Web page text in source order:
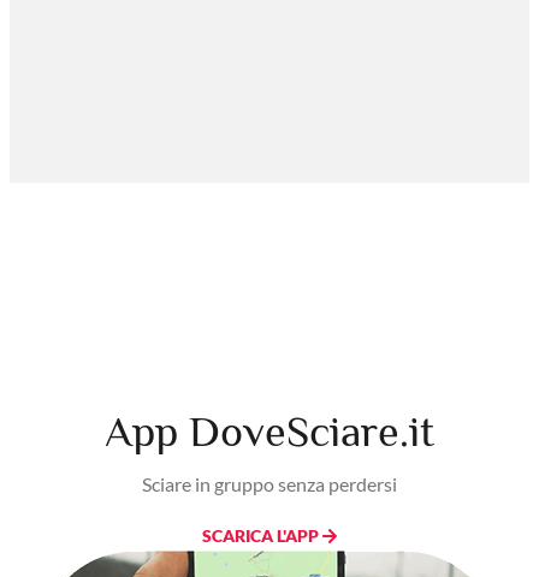
App DoveSciare.it
Sciare in gruppo senza perdersi
SCARICA L'APP